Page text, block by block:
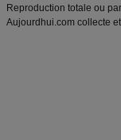
Reproduction totale ou
Aujourdhui.com collecte